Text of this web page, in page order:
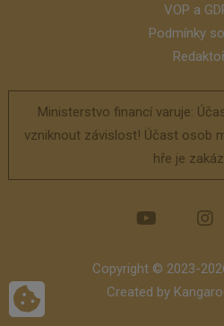
VOP a
Podmínky
Ministerstvo financí varuje:
vzniknout závislost! Účast osob
hře je
Copyright © 2023-
Created by